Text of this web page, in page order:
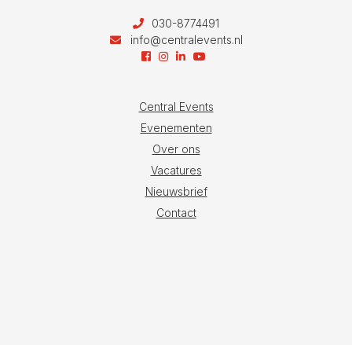
030-8774491
info@centralevents.nl
Central Events
Evenementen
Over ons
Vacatures
Nieuwsbrief
Contact